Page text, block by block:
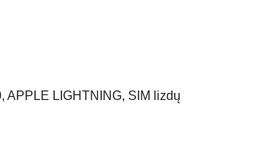
APPLE LIGHTNING, SIM lizdų